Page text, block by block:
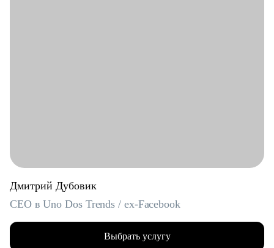
Дмитрий Дубовик
CEO в Uno Dos Trends / ex-Facebook
Выбрать услугу